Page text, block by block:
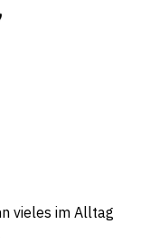
vieles im Alltag